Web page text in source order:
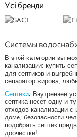
Усі бренди
Системы
В этой категории вы
канализации: купить
для септиков и
сепаратор жирова,
Cептики. Внутреннее
септика несет одну и
отходов канализации
доме, безопасности
подобрать септик
доочистки!